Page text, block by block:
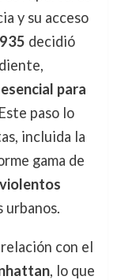
y su acceso
decidió
para
paso lo
incluida la
gama de
urbanos.
con el
, lo que